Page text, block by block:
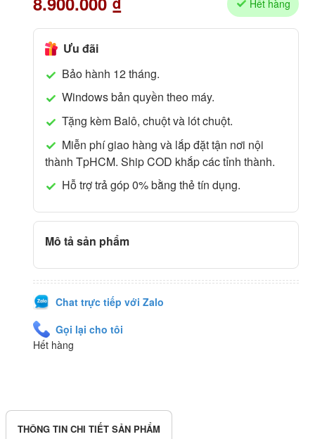
Hết hàng
Ưu đãi
Bảo hành 12 tháng.
Windows bản quyền theo máy.
Tặng kèm Balô, chuột và lót chuột.
Miễn phí giao hàng và lắp đặt tận nơi nội
thành TpHCM. Ship COD khắp các tỉnh thành.
Hỗ trợ trả góp 0% bằng thẻ tín dụng.
Mô tả sản phẩm
Chat trực tiếp với Zalo
Gọi lại cho tôi
Hết hàng
THÔNG TIN CHI TIẾT SẢN PHẨM